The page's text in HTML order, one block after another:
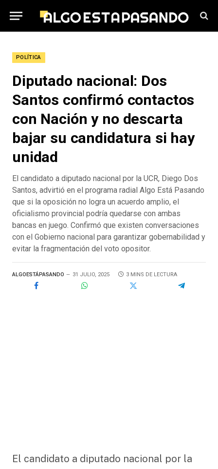
POLÍTICA
Diputado nacional: Dos
Santos confirmó contactos
con Nación y no descarta
bajar su candidatura si hay
unidad
El candidato a diputado nacional por la UCR, Diego Dos
Santos, advirtió en el programa radial Algo Está Pasando
que si la oposición no logra un acuerdo amplio, el
oficialismo provincial podría quedarse con ambas
bancas en juego. Confirmó que existen conversaciones
con el Gobierno nacional para garantizar gobernabilidad y
evitar la fragmentación del voto opositor.
ALGOESTÁPASANDO 31 JULIO, 2025 3 MINS DE LECTURA
El candidato a diputado nacional por la